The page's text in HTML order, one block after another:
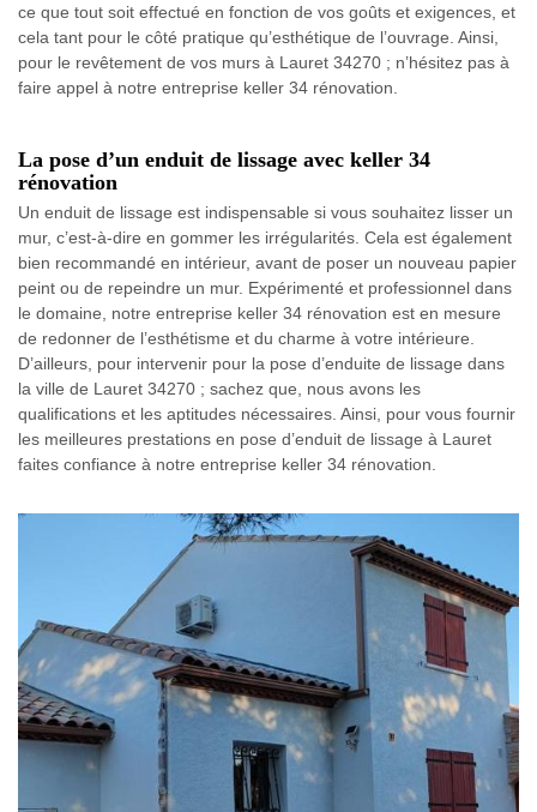
ce que tout soit effectué en fonction de vos goûts et exigences, et
cela tant pour le côté pratique qu’esthétique de l’ouvrage. Ainsi,
pour le revêtement de vos murs à Lauret 34270 ; n’hésitez pas à
faire appel à notre entreprise keller 34 rénovation.
La pose d’un enduit de lissage avec keller 34
rénovation
Un enduit de lissage est indispensable si vous souhaitez lisser un
mur, c’est-à-dire en gommer les irrégularités. Cela est également
bien recommandé en intérieur, avant de poser un nouveau papier
peint ou de repeindre un mur. Expérimenté et professionnel dans
le domaine, notre entreprise keller 34 rénovation est en mesure
de redonner de l’esthétisme et du charme à votre intérieure.
D’ailleurs, pour intervenir pour la pose d’enduite de lissage dans
la ville de Lauret 34270 ; sachez que, nous avons les
qualifications et les aptitudes nécessaires. Ainsi, pour vous fournir
les meilleures prestations en pose d’enduit de lissage à Lauret
faites confiance à notre entreprise keller 34 rénovation.